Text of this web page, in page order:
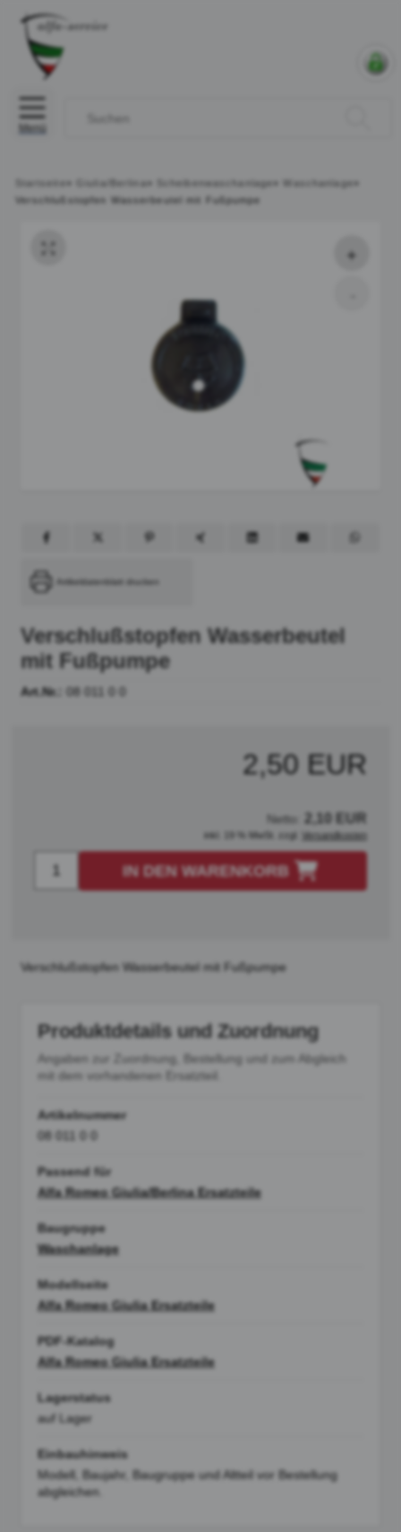
Menü
Startseite » Giulia/Berlina» Scheibenwaschanlage » Waschanlage »
Verschlußstopfen Wasserbeutel mit Fußpumpe
Artikeldatenblatt drucken
Verschlußstopfen Wasserbeutel
mit Fußpumpe
Art.Nr.: 08 011 0 0
2,50 EUR
Netto: 2,10 EUR
inkl. 19 % MwSt. zzgl. Versandkosten
IN DEN WARENKORB
Verschlußstopfen Wasserbeutel mit Fußpumpe
Produktdetails und Zuordnung
Angaben zur Zuordnung, Bestellung und zum Abgleich
mit dem vorhandenen Ersatzteil.
Artikelnummer
08 011 0 0
Passend für
Alfa Romeo Giulia/Berlina Ersatzteile
Baugruppe
Waschanlage
Modellseite
Alfa Romeo Giulia Ersatzteile
PDF-Katalog
Alfa Romeo Giulia Ersatzteile
Lagerstatus
auf Lager
Einbauhinweis
Modell, Baujahr, Baugruppe und Altteil vor Bestellung
abgleichen.